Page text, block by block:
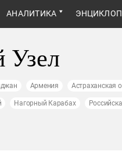
АНАЛИТИКА
Узел
Армения Астраханская
Нагорный Карабах